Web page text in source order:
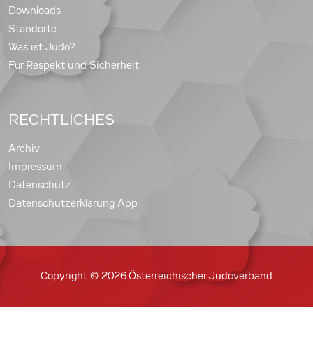
Downloads
Standorte
Was ist Judo?
Für Respekt und Sicherheit
RECHTLICHES
Archiv
Impressum
Datenschutz
Datenschutzerklärung App
Copyright © 2026 Österreichischer Judoverband